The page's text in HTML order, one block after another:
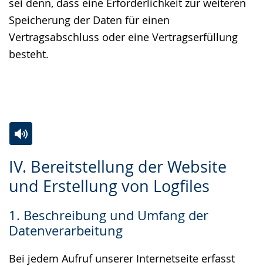
sei denn, dass eine Erforderlichkeit zur weiteren
Speicherung der Daten für einen
Vertragsabschluss oder eine Vertragserfüllung
besteht.
IV. Bereitstellung der Website
und Erstellung von Logfiles
1. Beschreibung und Umfang der
Datenverarbeitung
Bei jedem Aufruf unserer Internetseite erfasst
Leichten
Sprache
Audio-
Unterstützung.
Video
in
Gebärdensprache
wird
angezeigt.